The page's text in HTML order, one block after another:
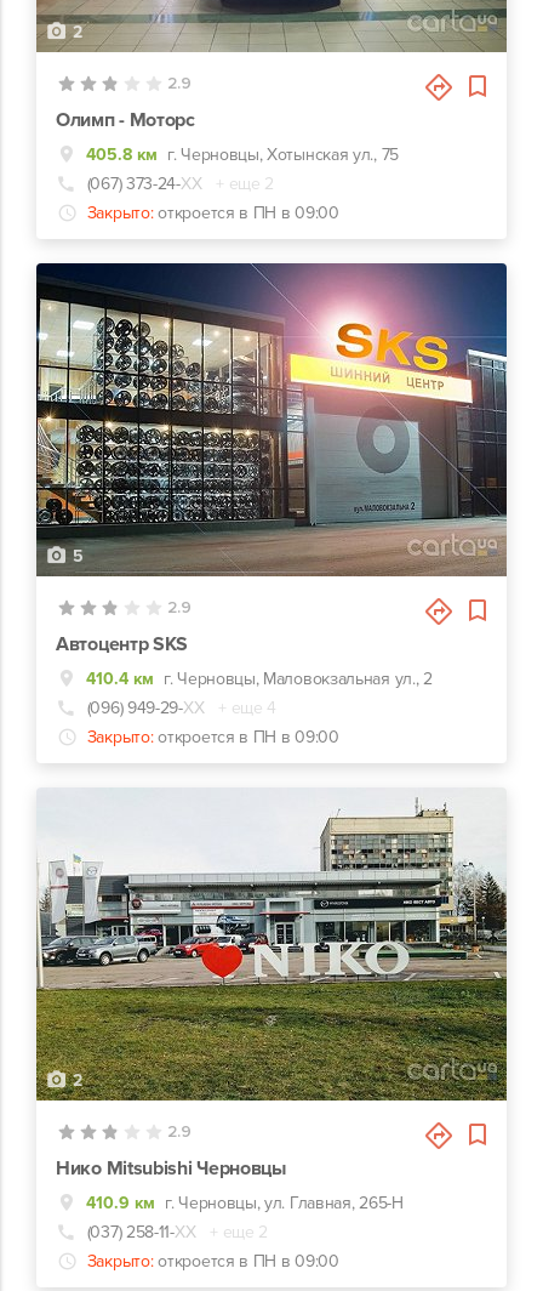
2
2.9
Олимп - Моторс
405.8 км г. Черновцы, Хотынская ул., 75
(067) 373-24-ХХ
+ еще 2
Закрыто: откроется в ПН в 09:00
5
2.9
Автоцентр SKS
410.4 км г. Черновцы, Маловокзальная ул., 2
(096) 949-29-ХХ
+ еще 4
Закрыто: откроется в ПН в 09:00
2
2.9
Нико Mitsubishi Черновцы
410.9 км г. Черновцы, ул. Главная, 265-Н
(037) 258-11-ХХ
+ еще 2
Закрыто: откроется в ПН в 09:00